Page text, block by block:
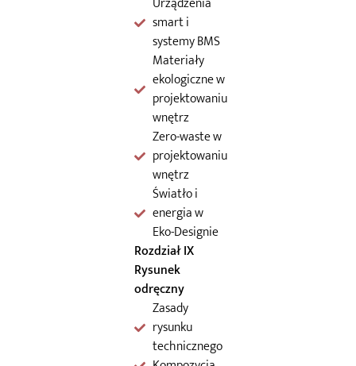
smart i
systemy BMS
Materiały
ekologiczne w
projektowaniu
wnętrz
Zero-waste w
projektowaniu
wnętrz
Światło i
energia w
Eko-Designie
Rozdział IX
Rysunek
odręczny
Zasady
rysunku
technicznego